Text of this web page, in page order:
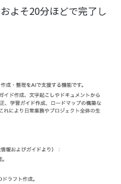
よそ20分ほどで完了し